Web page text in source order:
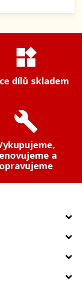
widgets
dílů skladem
build
a
opravujeme